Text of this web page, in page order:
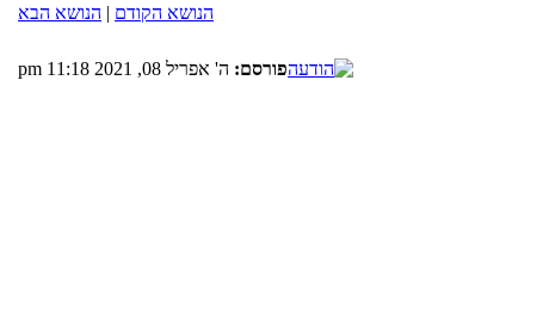
הנושא הקודם | הנושא הבא
פורסם: ה' אפריל 08, 2021 11:18 pm